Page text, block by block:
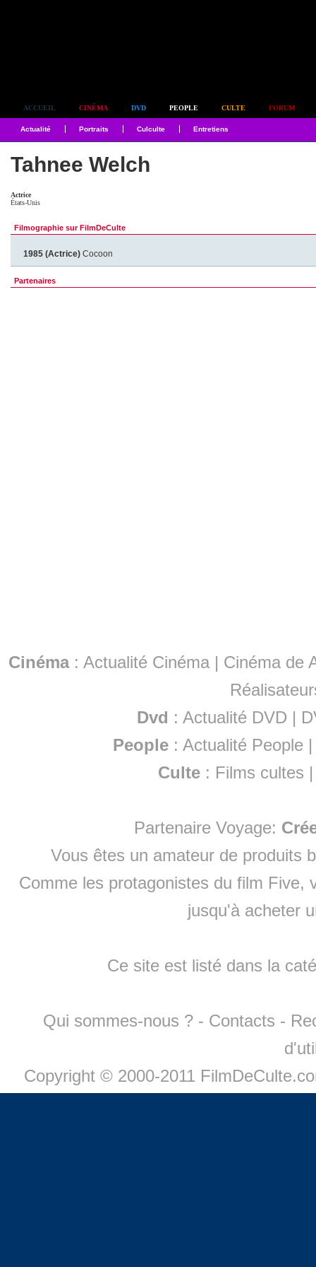
ACCUEIL CINÉMA DVD PEOPLE CULTE FORUM
Actualité Portraits Culculte Entretiens
Tahnee Welch
Actrice
États-Unis
Filmographie sur FilmDeCulte
1985 (Actrice) Cocoon
Partenaires
Cinéma: Actualité Cinéma | Cinéma de
Dvd : Actualité DVD |
People :Actualité People
Culte : Films cultes
Partenaire Voyage:
Vous êtes un amateur de produits
Comme les protagonistes du film Five,
jusqu'à acheter
Ce site est listé dans la
Qui sommes-nous ? - Contacts -
Copyright © 2000-2011